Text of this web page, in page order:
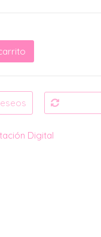
Digital